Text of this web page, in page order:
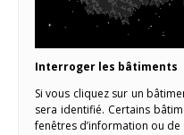
Interroger les bâtiments
Si vous cliquez sur un
sera identifié. Certains
fenêtres d’information ou de